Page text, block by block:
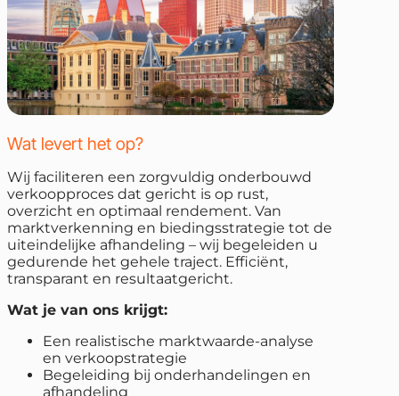
Wat levert het op?
Wij faciliteren een zorgvuldig onderbouwd
verkoopproces dat gericht is op rust,
overzicht en optimaal rendement. Van
marktverkenning en biedingsstrategie tot de
uiteindelijke afhandeling – wij begeleiden u
gedurende het gehele traject. Efficiënt,
transparant en resultaatgericht.
Wat je van ons krijgt:
Een realistische marktwaarde-analyse
en verkoopstrategie
Begeleiding bij onderhandelingen en
afhandeling